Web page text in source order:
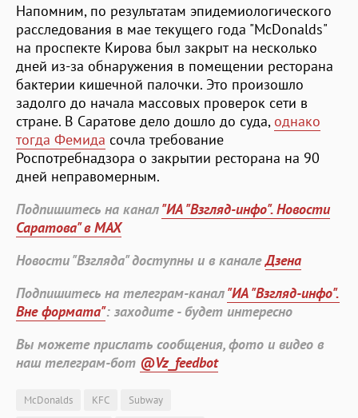
Напомним, по результатам эпидемиологического
расследования в мае текущего года "McDonalds"
на проспекте Кирова был закрыт на несколько
дней из-за обнаружения в помещении ресторана
бактерии кишечной палочки. Это произошло
задолго до начала массовых проверок сети в
стране. В Саратове дело дошло до суда, однако
тогда Фемида сочла требование
Роспотребнадзора о закрытии ресторана на 90
дней неправомерным.
Подпишитесь на канал"ИА "Взгляд-инфо". Новости
Саратова" в MAX
Новости "Взгляда" доступны и в каналеДзена
Подпишитесь на телеграм-канал"ИА "Взгляд-инфо".
Вне формата": заходите - будет интересно
Вы можете прислать сообщения, фото и видео в
наш телеграм-бот @Vz_feedbot
McDonalds KFC
Subway